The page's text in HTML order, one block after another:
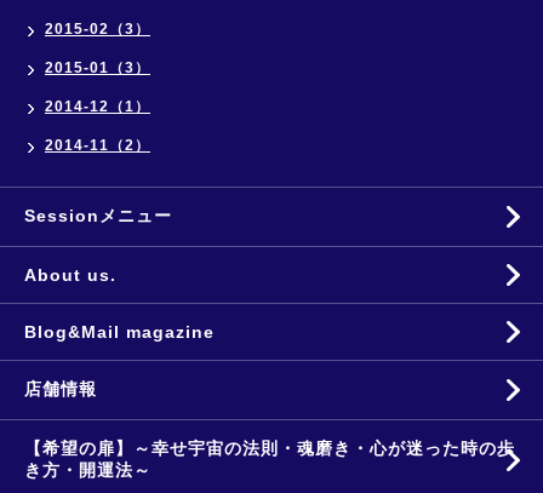
2015-02（3）
2015-01（3）
2014-12（1）
2014-11（2）
Sessionメニュー
About us.
Blog&Mail magazine
店舗情報
【希望の扉】～幸せ宇宙の法則・魂磨き・心が迷った時の歩
き方・開運法～